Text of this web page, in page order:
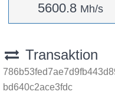
5600.8 Mh/s
Transaktion
bd640c2ace3fdc